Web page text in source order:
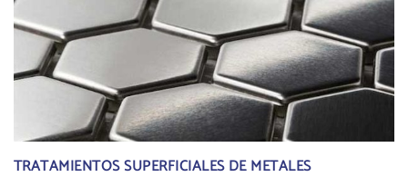
TRATAMIENTOS SUPERFICIALES DE METALES